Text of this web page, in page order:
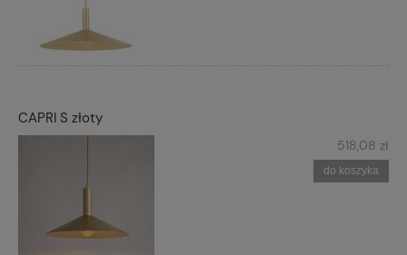
CAPRI S złoty
518,08 zł
do koszyka